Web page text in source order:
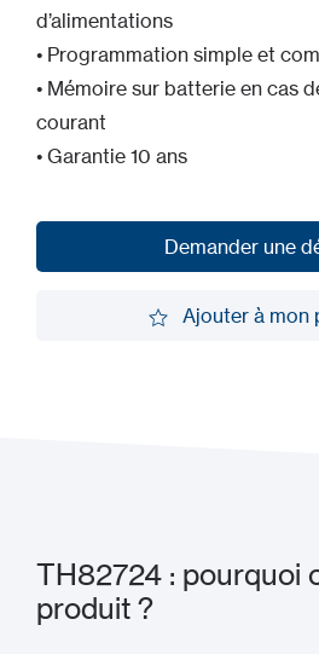
d’alimentations
• Programmation simple et
• Mémoire sur batterie en cas
courant
• Garantie 10 ans
Demander une
Ajouter à mon
TH82724 : pourquoi
produit ?